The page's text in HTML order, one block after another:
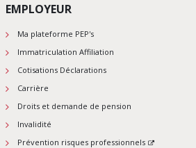
EMPLOYEUR
Ma plateforme PEP's
Immatriculation Affiliation
Cotisations Déclarations
Carrière
Droits et demande de pension
Invalidité
Prévention risques professionnels